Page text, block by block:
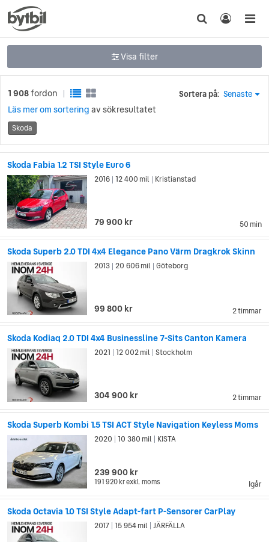
Visa filter
1 908fordon Sortera på: Senaste
Läs mer om sortering av sökresultatet
Skoda
Skoda Fabia 1.2 TSI Style Euro 6
50 min
2016 12 400 mil Kristianstad
79 900 kr
Skoda Superb 2.0 TDI 4x4 Elegance Pano Värm Dragkrok Skinn
2 timmar
2013 20 606 mil Göteborg
99 800 kr
Skoda Kodiaq 2.0 TDI 4x4 Businessline 7-Sits Canton Kamera
2 timmar
2021 12 002 mil Stockholm
304 900 kr
Skoda Superb Kombi 1.5 TSI ACT Style Navigation Keyless Moms
Igår
2020 10 380 mil KISTA
239 900 kr
191 920 krexkl. moms
Skoda Octavia 1.0 TSI Style Adapt-fart P-Sensorer CarPlay
2017 15 954 mil JÄRFÄLLA